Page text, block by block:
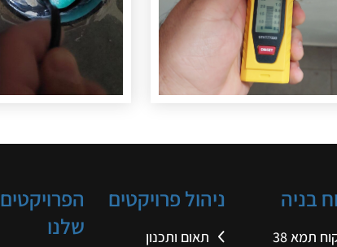
בניה
תמא 38
ניהול פרויקטים
תאום ותכנון
הפרויקטים
שלנו